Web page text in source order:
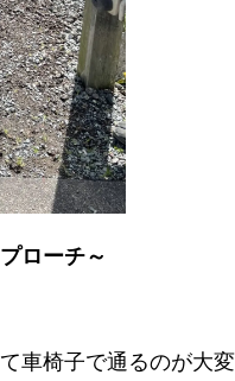
ローチ～
車椅子で通るのが大